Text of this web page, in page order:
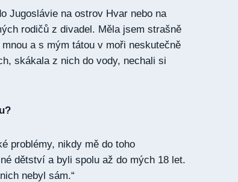
Jugoslávie na ostrov Hvar nebo na
rodičů z divadel. Měla jsem strašně
a s mým tátou v moři neskutečně
skákala z nich do vody, nechali si
problémy, nikdy mě do toho
dětství a byli spolu až do mých 18 let.
nebyl sám.“